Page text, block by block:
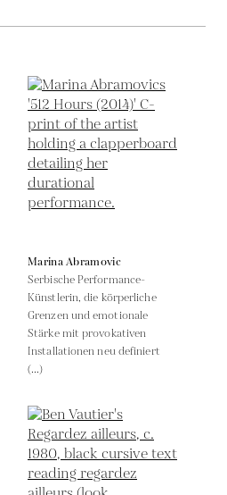
Marina Abramovic
Serbische Performance-
Künstlerin, die körperliche
Grenzen und emotionale
Stärke mit provokativen
Installationen neu definiert
(...)